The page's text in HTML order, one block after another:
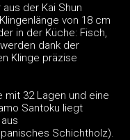
der Kai Shun
von 18 cm
in der Küche: Fisch,
dank der
Klinge präzise
mit 32 Lagen und eine
Santoku liegt
Schichtholz).